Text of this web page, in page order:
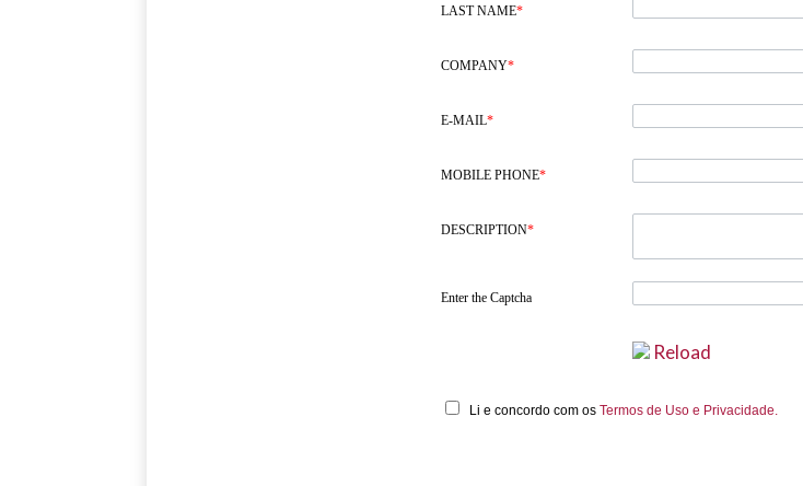
LAST NAME*
COMPANY*
E-MAIL*
MOBILE PHONE*
DESCRIPTION*
Enter the Captcha
Reload
Li e concordo com os Termos de Uso e Privacidade.